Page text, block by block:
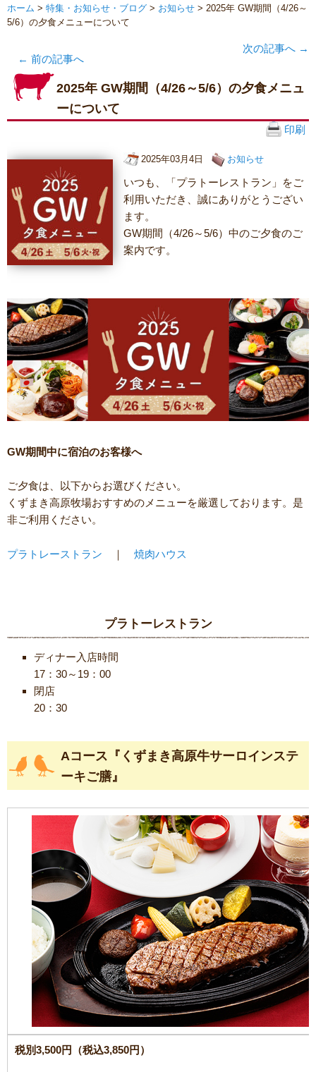
ホーム > 特集・お知らせ・ブログ > お知らせ > 2025年 GW期間（4/26～
5/6）の夕食メニューについて
← 前の記事へ
次の記事へ →
2025年 GW期間（4/26～5/6）の夕食メニュ
ーについて
印刷
2025年03月4日 お知らせ
いつも、「プラトーレストラン」をご
利用いただき、誠にありがとうござい
ます。
GW期間（4/26～5/6）中のご夕食のご
案内です。
GW期間中に宿泊のお客様へ
ご夕食は、以下からお選びください。
くずまき高原牧場おすすめのメニューを厳選しております。是
非ご利用ください。
プラトレーストラン ｜ 焼肉ハウス
プラトーレストラン
ディナー入店時間
17：30～19：00
閉店
20：30
Aコース『くずまき高原牛サーロインステ
ーキご膳』
税別3,500円（税込3,850円）